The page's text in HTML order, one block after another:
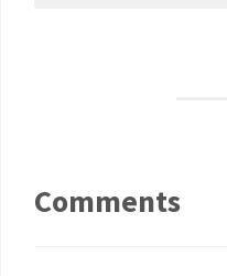
Comments